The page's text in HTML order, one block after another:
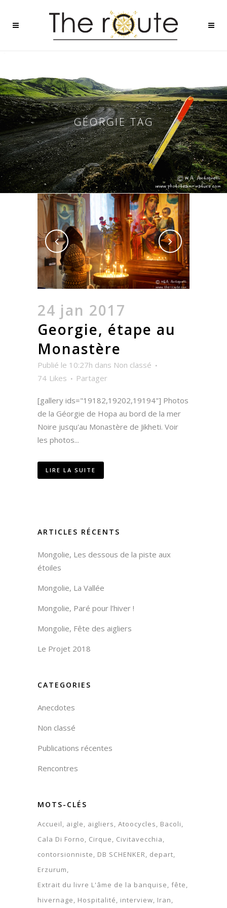
GÉORGIE TAG
24 jan 2017
Georgie, étape au
Monastère
Publié le 10:27h dans Non classé
74 Likes Partager
[gallery ids="19182,19202,19194"] Photos
de la Géorgie de Hopa au bord de la mer
Noire jusqu'au Monastère de Jikheti. Voir
les photos...
LIRE LA SUITE
ARTICLES RÉCENTS
Mongolie, Les dessous de la piste aux
étoiles
Mongolie, La Vallée
Mongolie, Paré pour l’hiver !
Mongolie, Fête des aigliers
Le Projet 2018
CATEGORIES
Anecdotes
Non classé
Publications récentes
Rencontres
MOTS-CLÉS
Accueil aigle aigliers Atoocycles
Bacoli
Cala Di Forno
Cirque
Civitavecchia
contorsionniste
DB SCHENKER
depart
Erzurum
Extrait du livre L'âme de la banquise fête
hivernage
Hospitalité interview Iran